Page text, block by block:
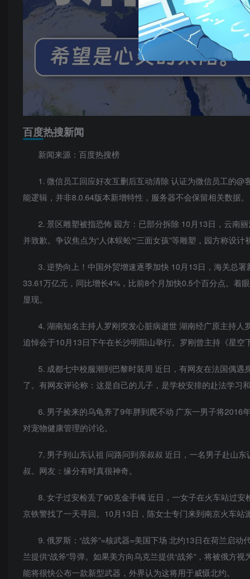
百度热搜新闻
新闻来源：百度热搜榜
1. 微信员工回应好友互删后互动清除 认证为微信员工的
能逻辑，并非8.0.64版本新增特性，服务器不会保留相关数据。
2. 景区雕塑被指恐怖 园方：已部分拆除 10月13日，云南
并致歉。争议焦点为“人体蜈蚣”“三面女孩”等雕塑，园方称设
3. 逆势向上！中国外贸增速逐季加快 10月13日，海关总
33.61万亿元，同比增长4%，比前8个月加快0.5个百分点。着
显现。
4. 湖南知名主持人罗刚突发心脏病逝世 湖南经广原主持
追悼会于10月13日下午在长沙明阳山举行。罗刚曾主持《星空
5. 成都七中校服潮到巴黎时装周 近日，有网友在法国偶
了。有网友评论称：这是自己的儿子，是学校安排的赴法学习
6. 男子捡来的乌龟养了9年胖到爬不动 广东一男子将2016
对宠物健康管理的讨论。
7. 男子到山东认祖 问路问到亲叔叔 近日，一名男子赴山
叔。网友：缘分有时真很神奇。
8. 女子过安检丢了90克金手镯 近日，一女子在火车站过
京铁警找了一天寻回。10月13日，陈女士专门来到南京火车站
9. 俄罗斯：“战斧”=核武器=美国下场 北约13日在荷兰启
兰提供“战斧”导弹。如果美方向乌克兰提供“战斧”，将被俄方
能将很快公布一款新型武器，外界认为这将用于威慑北约。